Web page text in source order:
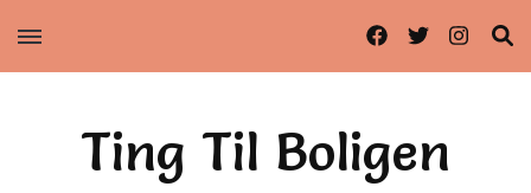
Ting Til Boligen